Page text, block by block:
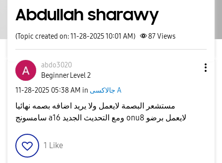
Abdullah sharawy
(Topic created on: 11-28-2025 10:01 AM) 87Views
abdo3020
Beginner Level 2
‎11-28-2025 05:38 AM in جالاكسى A
مستشعر البصمة لايعمل ولا يريد اضافه بصمه نهائيا
1 Like